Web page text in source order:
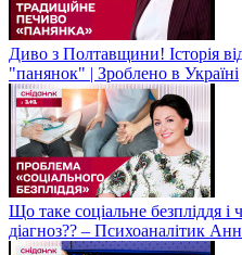
Диво з Полтавщини! Історія
"панянок" | Зроблено в Україні
Що таке соціальне безпліддя
діагноз?? – Психоаналітик